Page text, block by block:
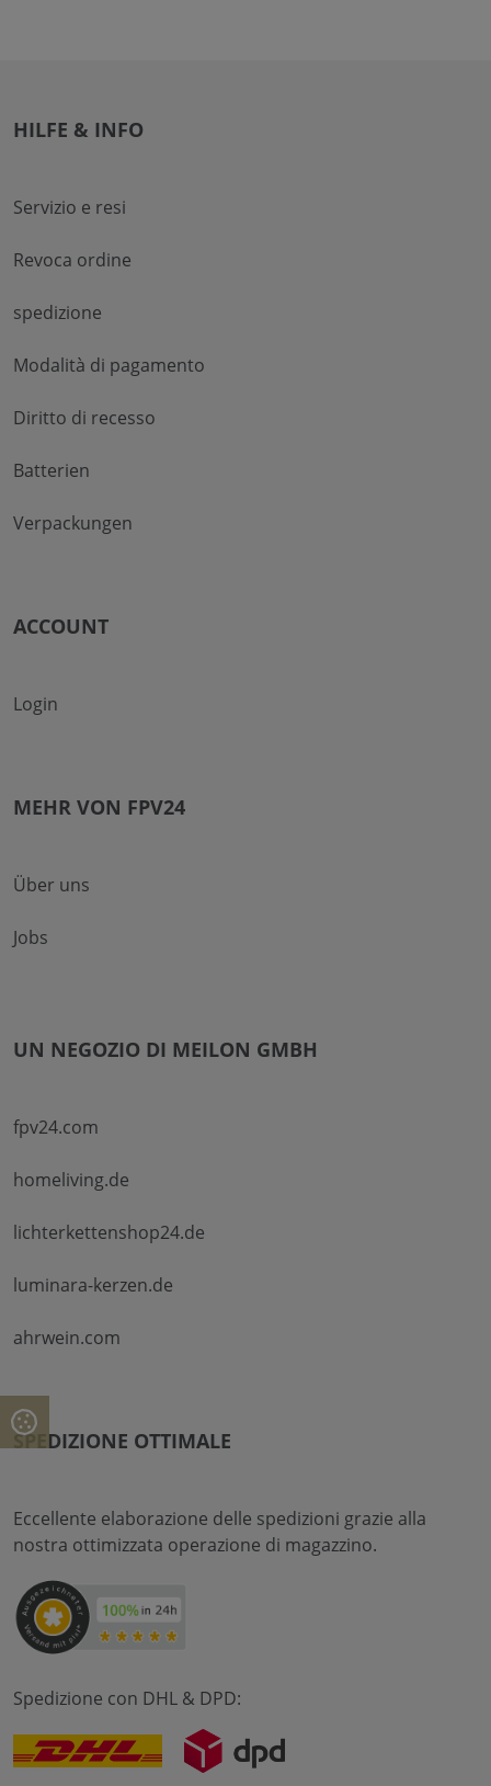
HILFE & INFO
Servizio e resi
Revoca ordine
spedizione
Modalità di pagamento
Diritto di recesso
Batterien
Verpackungen
ACCOUNT
Login
MEHR VON FPV24
Über uns
Jobs
UN NEGOZIO DI MEILON GMBH
fpv24.com
homeliving.de
lichterkettenshop24.de
luminara-kerzen.de
ahrwein.com
SPEDIZIONE OTTIMALE
Eccellente elaborazione delle spedizioni grazie alla
nostra ottimizzata operazione di magazzino.
Spedizione con DHL & DPD: